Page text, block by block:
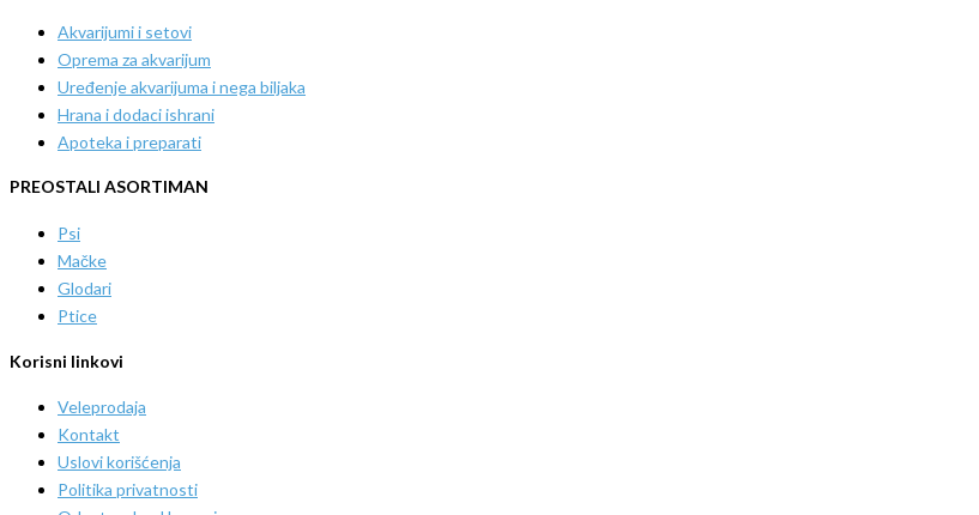
Akvarijumi i setovi
Oprema za akvarijum
Uređenje akvarijuma i nega biljaka
Hrana i dodaci ishrani
Apoteka i preparati
PREOSTALI ASORTIMAN
Psi
Mačke
Glodari
Ptice
Korisni linkovi
Veleprodaja
Kontakt
Uslovi korišćenja
Politika privatnosti